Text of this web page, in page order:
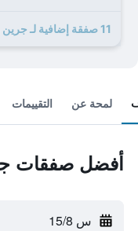
11 صفقة إضافية لـ جرين بيرد إن
لمحة عن التقييمات
أفضل صفقات
س 15/8